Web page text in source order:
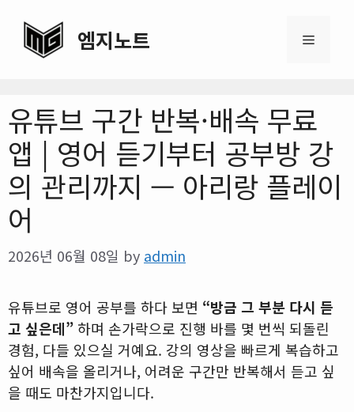
content
엠지노트 Menu
유튜브 구간 반복·배속 무료
앱 | 영어 듣기부터 공부방 강
의 관리까지 — 아리랑 플레이
어
2026년 06월 08일 by admin
유튜브로 영어 공부를 하다 보면 “방금 그 부분 다시 듣
고 싶은데” 하며 손가락으로 진행 바를 몇 번씩 되돌린
경험, 다들 있으실 거예요. 강의 영상을 빠르게 복습하고
싶어 배속을 올리거나, 어려운 구간만 반복해서 듣고 싶
을 때도 마찬가지입니다.